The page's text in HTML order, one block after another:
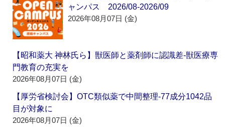
ャンパス 2026/08-2026/09
2026年08月07日 (金)
【昭和薬大 神林氏ら】獣医師と薬剤師に認識差‐獣医療専
門教育の充実を
2026年08月07日 (金)
【厚労省検討会】OTC類似薬で中間整理‐77成分1042品
目が対象に
2026年08月07日 (金)